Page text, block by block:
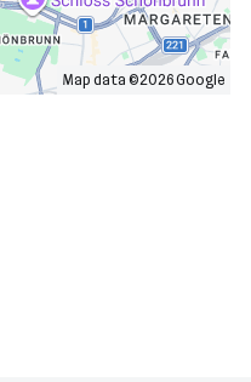
Map data ©2026 Google